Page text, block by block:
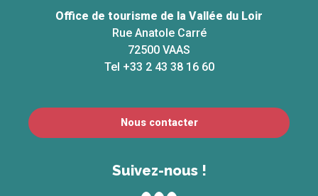
Office de tourisme de la Vallée du Loir
Rue Anatole Carré
72500 VAAS
Tel +33 2 43 38 16 60
Nous contacter
Suivez-nous !